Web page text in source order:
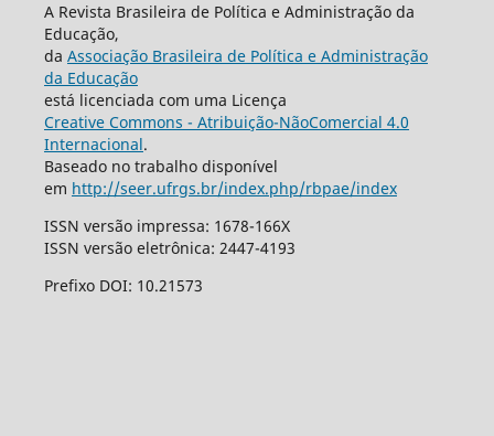
A Revista Brasileira de Política e Administração da
Educação,
da Associação Brasileira de Política e Administração
da Educação
está licenciada com uma Licença
Creative Commons - Atribuição-NãoComercial 4.0
Internacional.
Baseado no trabalho disponível
em http://seer.ufrgs.br/index.php/rbpae/index
ISSN versão impressa: 1678-166X
ISSN versão eletrônica: 2447-4193
Prefixo DOI: 10.21573